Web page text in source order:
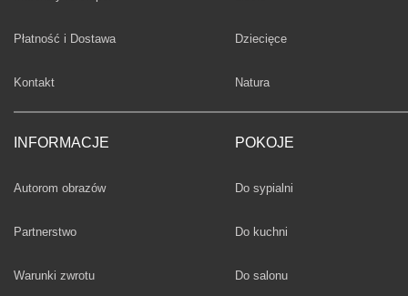
Płatność i Dostawa
Kontakt
INFORMACJE
Autorom obrazów
Partnerstwo
Warunki zwrotu
Fototapety
Dziecięce
Fototapety
Natura
POKOJE
Fototapety
Do sypialni
Fototapety
Do kuchni
Fototapety
Do salonu